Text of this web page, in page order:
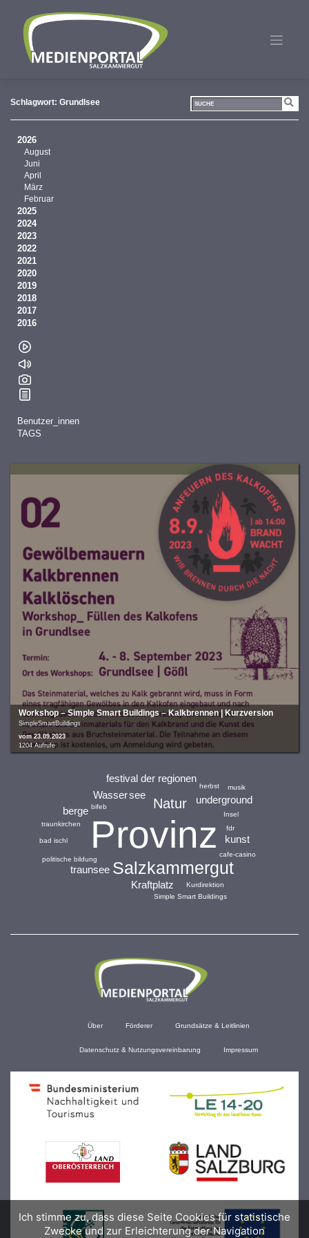
springen
Schlagwort: Grundlsee
Workshop – Simple Smart Buildings – Kalkbrennen | Kurzversion
SimpleSmartBuildings
vom 23.09.2023
1204 Aufrufe
Provinz
Salzkammergut
Natur
Wasser
Kraftplatz
festival der regionen
see
traunsee
berge
underground
kunst
traunkirchen
cafe-casino
Kurdirektion
bifeb
fdr
politische bildung
Insel
Simple Smart Buildings
herbst
bad ischl
musik
2026
August
Juni
April
März
Februar
2025
2024
2023
2022
2021
2020
2019
2018
2017
2016
Benutzer_innen
TAGS
Über Förderer Grundsätze & Leitlinien
Datenschutz & Nutzungsvereinbarung Impressum
Ich stimme zu, dass diese Seite Cookies für statistische
Zwecke und zur Erleichterung der Navigation